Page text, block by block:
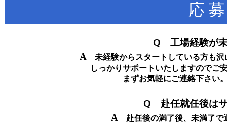
応
Q 工場経験が
A 未経験からスタートしている方も沢
しっかりサポートいたしますのでご
まずお気軽にご連絡下さい
Q 赴任就任後は
A 赴任後の満了後、未満了で